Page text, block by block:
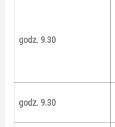
godz. 9.30
godz. 9.30